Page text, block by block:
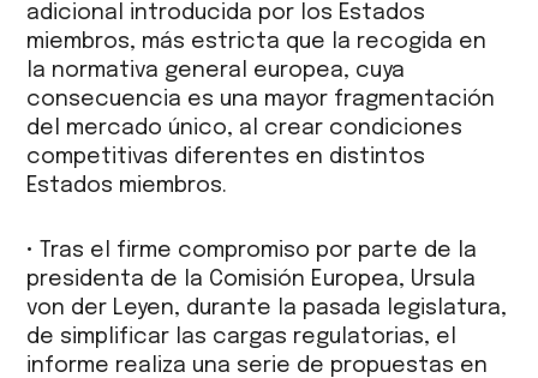
adicional introducida por los Estados
miembros, más estricta que la recogida en
la normativa general europea, cuya
consecuencia es una mayor fragmentación
del mercado único, al crear condiciones
competitivas diferentes en distintos
Estados miembros.
• Tras el firme compromiso por parte de la
presidenta de la Comisión Europea, Ursula
von der Leyen, durante la pasada legislatura,
de simplificar las cargas regulatorias, el
informe realiza una serie de propuestas en